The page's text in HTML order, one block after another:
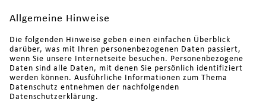
Allgemeine Hinweise
Die folgenden Hinweise geben einen einfachen Überblick
darüber, was mit Ihren personenbezogenen Daten passiert,
wenn Sie unsere Internetseite besuchen. Personenbezogene
Daten sind alle Daten, mit denen Sie persönlich identifiziert
werden können. Ausführliche Informationen zum Thema
Datenschutz entnehmen der nachfolgenden
Datenschutzerklärung.